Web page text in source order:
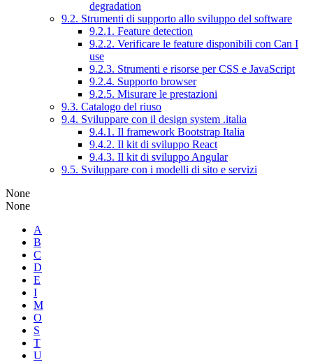
degradation
9.2. Strumenti di supporto allo sviluppo del software
9.2.1. Feature detection
9.2.2. Verificare le feature disponibili con Can I
use
9.2.3. Strumenti e risorse per CSS e JavaScript
9.2.4. Supporto browser
9.2.5. Misurare le prestazioni
9.3. Catalogo del riuso
9.4. Sviluppare con il design system .italia
9.4.1. Il framework Bootstrap Italia
9.4.2. Il kit di sviluppo React
9.4.3. Il kit di sviluppo Angular
9.5. Sviluppare con i modelli di sito e servizi
None
None
A
B
C
D
E
I
M
O
S
T
U